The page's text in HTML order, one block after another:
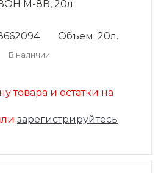
М-8В, 20л
Объем: 20л.
В наличии
товара и остатки на
зарегистрируйтесь